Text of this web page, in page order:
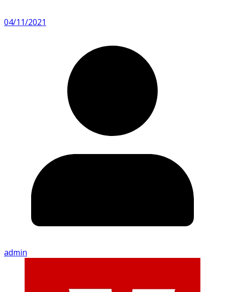
04/11/2021
admin